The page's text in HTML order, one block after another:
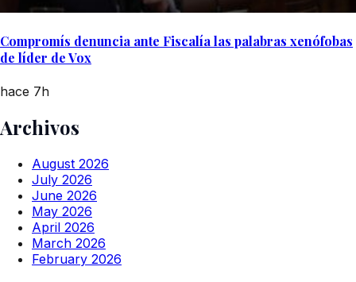
Compromís denuncia ante Fiscalía las palabras xenófobas
de líder de Vox
hace 7h
Archivos
August 2026
July 2026
June 2026
May 2026
April 2026
March 2026
February 2026